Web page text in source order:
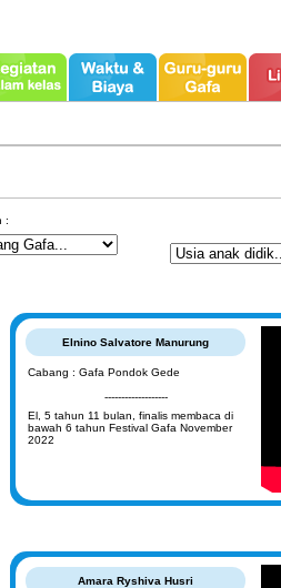
:
Elnino Salvatore Manurung
Cabang : Gafa Pondok Gede
-------------------
El, 5 tahun 11 bulan, finalis membaca di
bawah 6 tahun Festival Gafa November
2022
Amara Ryshiva Husri